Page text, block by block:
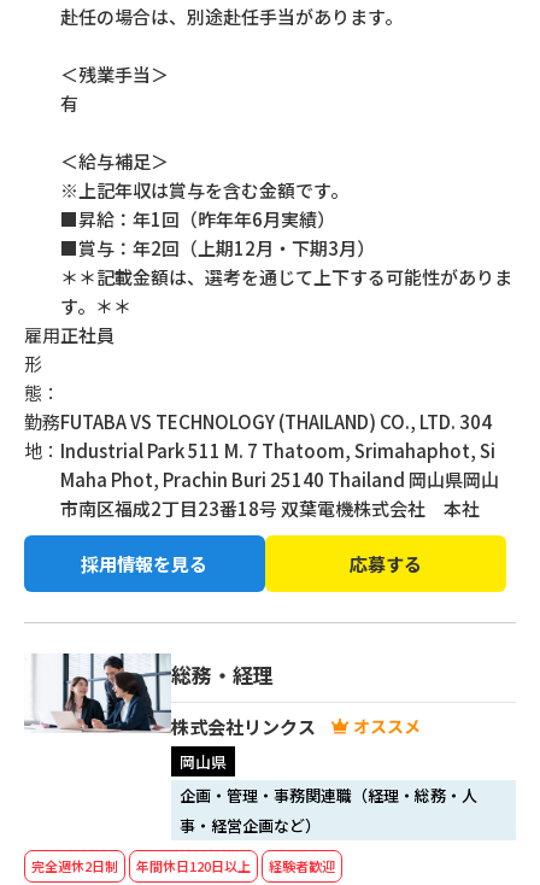
赴任の場合は、別途赴任手当があります。
＜残業手当＞
有
＜給与補足＞
※上記年収は賞与を含む金額です。
■昇給：年1回（昨年年6月実績）
■賞与：年2回（上期12月・下期3月）
＊＊記載金額は、選考を通じて上下する可能性がありま
す。＊＊
雇用
形
態：
正社員
勤務
地：
FUTABA VS TECHNOLOGY (THAILAND) CO., LTD. 304
Industrial Park 511 M. 7 Thatoom, Srimahaphot, Si
Maha Phot, Prachin Buri 25140 Thailand 岡山県岡山
市南区福成2丁目23番18号 双葉電機株式会社 本社
採用情報を見る 応募する
総務・経理
株式会社リンクス
岡山県
企画・管理・事務関連職（経理・総務・人
事・経営企画など）
完全週休2日制 年間休日120日以上 経験者歓迎